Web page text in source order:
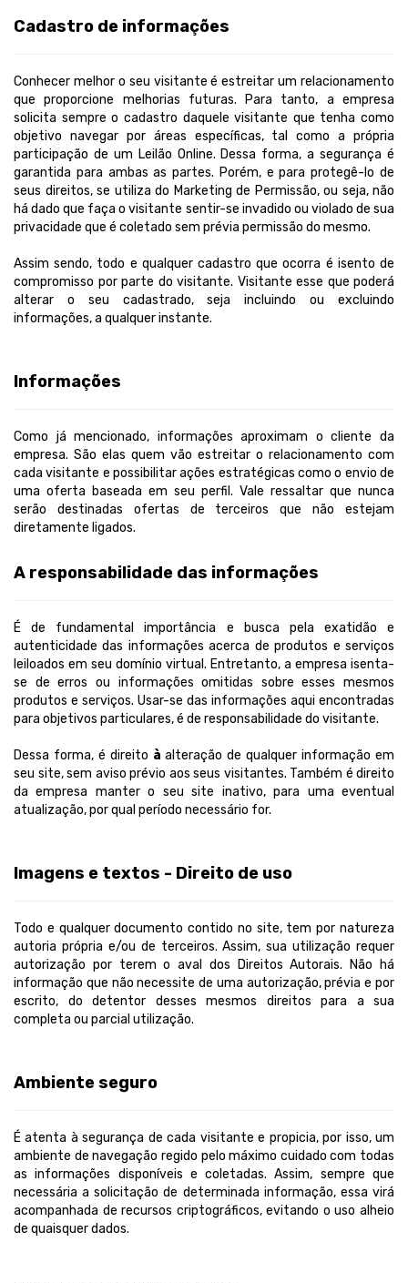
Cadastro de informações
Conhecer melhor o seu visitante é estreitar um relacionamento
que proporcione melhorias futuras. Para tanto, a empresa
solicita sempre o cadastro daquele visitante que tenha como
objetivo navegar por áreas específicas, tal como a própria
participação de um Leilão Online. Dessa forma, a segurança é
garantida para ambas as partes. Porém, e para protegê-lo de
seus direitos, se utiliza do Marketing de Permissão, ou seja, não
há dado que faça o visitante sentir-se invadido ou violado de sua
privacidade que é coletado sem prévia permissão do mesmo.
Assim sendo, todo e qualquer cadastro que ocorra é isento de
compromisso por parte do visitante. Visitante esse que poderá
alterar o seu cadastrado, seja incluindo ou excluindo
informações, a qualquer instante.
Informações
Como já mencionado, informações aproximam o cliente da
empresa. São elas quem vão estreitar o relacionamento com
cada visitante e possibilitar ações estratégicas como o envio de
uma oferta baseada em seu perfil. Vale ressaltar que nunca
serão destinadas ofertas de terceiros que não estejam
diretamente ligados.
A responsabilidade das informações
É de fundamental importância e busca pela exatidão e
autenticidade das informações acerca de produtos e serviços
leiloados em seu domínio virtual. Entretanto, a empresa isenta-
se de erros ou informações omitidas sobre esses mesmos
produtos e serviços. Usar-se das informações aqui encontradas
para objetivos particulares, é de responsabilidade do visitante.
Dessa forma, é direito à alteração de qualquer informação em
seu site, sem aviso prévio aos seus visitantes. Também é direito
da empresa manter o seu site inativo, para uma eventual
atualização, por qual período necessário for.
Imagens e textos - Direito de uso
Todo e qualquer documento contido no site, tem por natureza
autoria própria e/ou de terceiros. Assim, sua utilização requer
autorização por terem o aval dos Direitos Autorais. Não há
informação que não necessite de uma autorização, prévia e por
escrito, do detentor desses mesmos direitos para a sua
completa ou parcial utilização.
Ambiente seguro
É atenta à segurança de cada visitante e propicia, por isso, um
ambiente de navegação regido pelo máximo cuidado com todas
as informações disponíveis e coletadas. Assim, sempre que
necessária a solicitação de determinada informação, essa virá
acompanhada de recursos criptográficos, evitando o uso alheio
de quaisquer dados.